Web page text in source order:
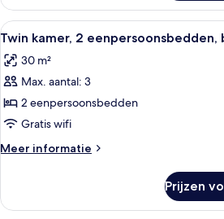
1
queensize
bed,
Alle
foto's
voor
Twin
kamer,
2
eenpersoonsbedden,
balkon
Een
4
Twin kamer, 2 eenpersoonsbedden,
30 m²
Max. aantal: 3
2 eenpersoonsbedden
Gratis wifi
Meer informatie
Meer
kamer,
Prijzen